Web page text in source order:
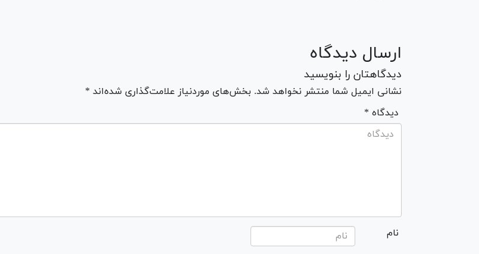
ارسال دیدگاه
دیدگاهتان را بنویسید
نشانی ایمیل شما منتشر نخواهد شد. بخش‌های موردنیاز علامت‌گذاری شده‌اند *
* دیدگاه
نام